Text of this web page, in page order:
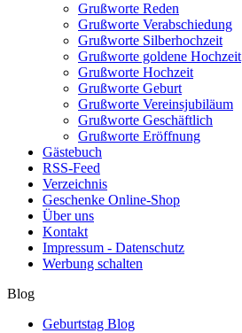
Grußworte Reden
Grußworte Verabschiedung
Grußworte Silberhochzeit
Grußworte goldene Hochzeit
Grußworte Hochzeit
Grußworte Geburt
Grußworte Vereinsjubiläum
Grußworte Geschäftlich
Grußworte Eröffnung
Gästebuch
RSS-Feed
Verzeichnis
Geschenke Online-Shop
Über uns
Kontakt
Impressum - Datenschutz
Werbung schalten
Blog
Geburtstag Blog